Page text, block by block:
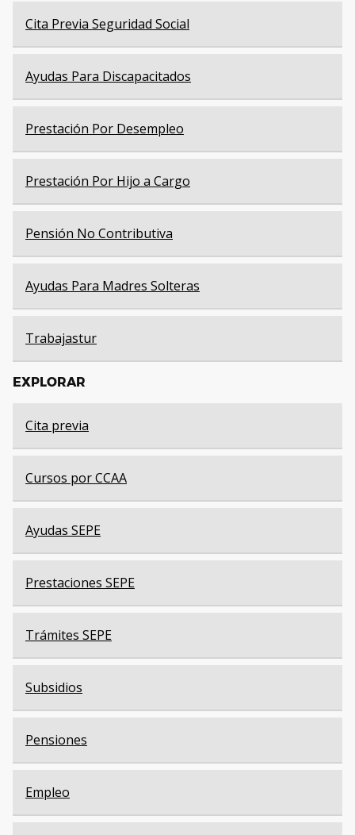
Cita Previa Seguridad Social
Ayudas Para Discapacitados
Prestación Por Desempleo
Prestación Por Hijo a Cargo
Pensión No Contributiva
Ayudas Para Madres Solteras
Trabajastur
EXPLORAR
Cita previa
Cursos por CCAA
Ayudas SEPE
Prestaciones SEPE
Trámites SEPE
Subsidios
Pensiones
Empleo